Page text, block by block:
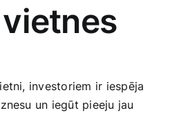
investoriem ir iespēja
un iegūt pieeju jau​